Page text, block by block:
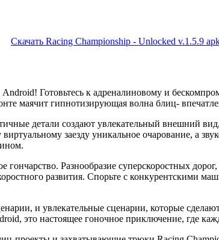
Скачать Racing Championship - Unlocked v.1.5.9
Готовьтесь к адреналиновому и
маячит гипнотизирующая волна блиц-
детали создают увлекательный внешний
заезду уникальное очарование, а
Разнообразие суперскоростных
развития. Спорьте с конкурентскими
и увлекательные сценарии, которые
это настоящее гоночное приключение, где